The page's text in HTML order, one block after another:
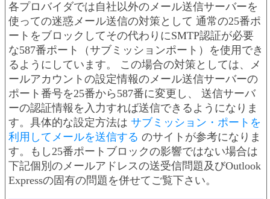
各プロバイダでは自社以外のメール送信サーバーを
使っての迷惑メール送信の対策として 通常の25番ポ
ートをブロックしてその代わりにSMTP認証が必要
な587番ポート（サブミッションポート）を使用でき
るようにしています。 この場合の対策としては、メ
ールアカウントの設定情報のメール送信サーバーの
ポート番号を25番から587番に変更し、 送信サーバ
ーの認証情報を入力すれば送信できるようになりま
す。具体的な設定方法は サブミッション・ポートを
利用してメールを送信する のサイトが参考になりま
す。もし25番ポートブロックの影響ではない場合は
下記個別のメールアドレスの送受信問題及びOutlook
Expressの固有の問題を併せてご覧下さい。